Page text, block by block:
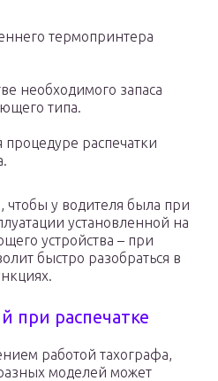
термопринтера
необходимого запаса
типа.
распечатки
чтобы у водителя была при
установленной на
устройства – при
быстро разобраться в
при распечатке
работой тахографа,
моделей может